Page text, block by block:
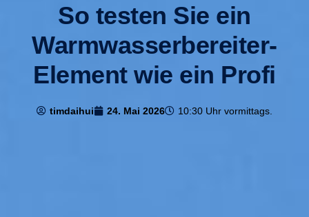
So testen Sie ein
Warmwasserbereiter-
Element wie ein Profi
timdaihui 24. Mai 2026 10:30 Uhr vormittags.